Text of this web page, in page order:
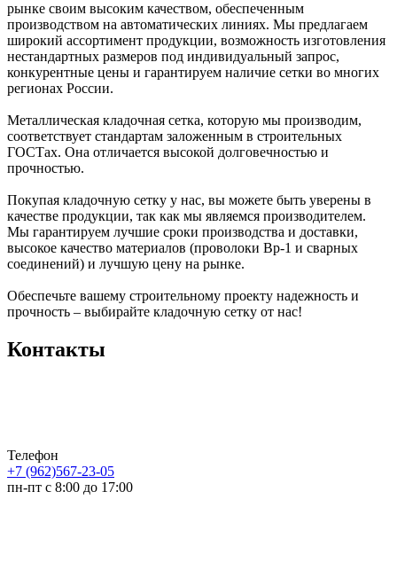
рынке своим высоким качеством, обеспеченным
производством на автоматических линиях. Мы предлагаем
широкий ассортимент продукции, возможность изготовления
нестандартных размеров под индивидуальный запрос,
конкурентные цены и гарантируем наличие сетки во многих
регионах России.
Металлическая кладочная сетка, которую мы производим,
соответствует стандартам заложенным в строительных
ГОСТах. Она отличается высокой долговечностью и
прочностью.
Покупая кладочную сетку у нас, вы можете быть уверены в
качестве продукции, так как мы являемся производителем.
Мы гарантируем лучшие сроки производства и доставки,
высокое качество материалов (проволоки Вр-1 и сварных
соединений) и лучшую цену на рынке.
Обеспечьте вашему строительному проекту надежность и
прочность – выбирайте кладочную сетку от нас!
Контакты
Телефон
+7 (962)567-23-05
пн-пт с 8:00 до 17:00